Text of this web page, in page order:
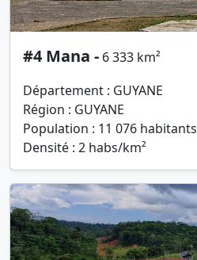
#4 Mana - 6 333 km²
Département : GUYANE
Région : GUYANE
Population : 11 076 habitants
Densité : 2 habs/km²